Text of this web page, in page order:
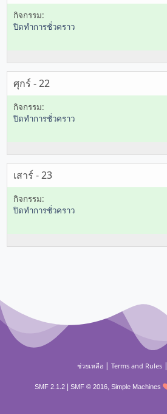
ปิดทำการชั่วคราว
ศุกร์ - 22
ปิดทำการชั่วคราว
เสาร์ - 23
ปิดทำการชั่วคราว
ช่วยเหลือ| Terms and Rules|
SMF 2.1.2 SMF © 2016, Simple Machines